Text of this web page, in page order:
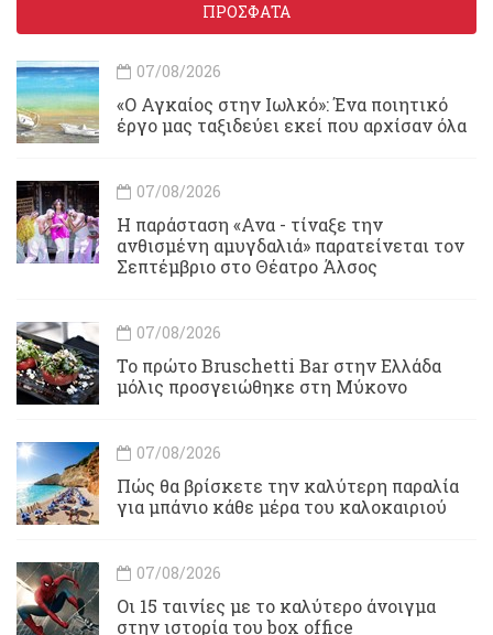
ΠΡΟΣΦΑΤΑ
07/08/2026
«Ο Αγκαίος στην Ιωλκό»: Ένα ποιητικό
έργο μας ταξιδεύει εκεί που αρχίσαν όλα
07/08/2026
Η παράσταση «Ανα - τίναξε την
ανθισμένη αμυγδαλιά» παρατείνεται τον
Σεπτέμβριο στο Θέατρο Άλσος
07/08/2026
Το πρώτο Bruschetti Bar στην Ελλάδα
μόλις προσγειώθηκε στη Μύκονο
07/08/2026
Πώς θα βρίσκετε την καλύτερη παραλία
για μπάνιο κάθε μέρα του καλοκαιριού
07/08/2026
Οι 15 ταινίες με το καλύτερο άνοιγμα
στην ιστορία του box office